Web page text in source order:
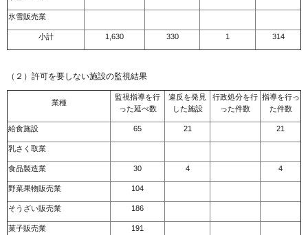
氷雪販売業
小計 1,630 330 1 314
（２）許可を要しない施設の監視結果
業種
監視指導を行
った延べ数
違反を発見
した施設
行政処分を行
った件数
指導を行っ
た件数
給食施設 65 21 21
乳さく取業
食品製造業 30 4 4
野菜果物販売業 104
そうざい販売業 186
菓子販売業 191